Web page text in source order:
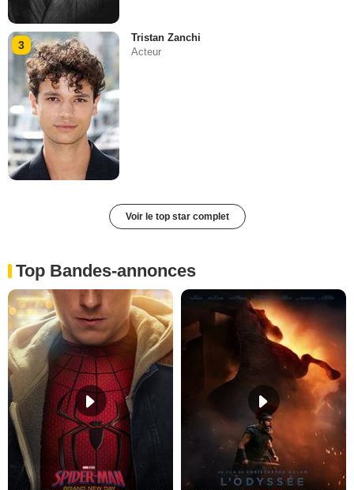
3
Tristan Zanchi
Acteur
Voir le top star complet
Top Bandes-annonces